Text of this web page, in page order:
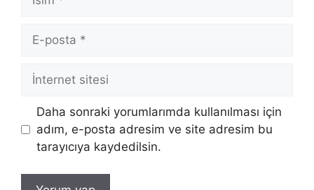
posta
İnternet
Daha sonraki yorumlarımda kullanılması için
adım, e-posta adresim ve site adresim bu
tarayıcıya kaydedilsin.